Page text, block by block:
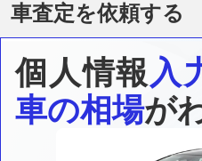
車査定を依頼する
個人情報入
車の相場が